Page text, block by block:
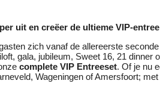
uit en creëer de ultieme VIP-
zich vanaf de allereerste
gala, jubileum, Sweet 16, 21 dinner
complete VIP Entreeset. Of je nu
Wageningen of Amersfoort;